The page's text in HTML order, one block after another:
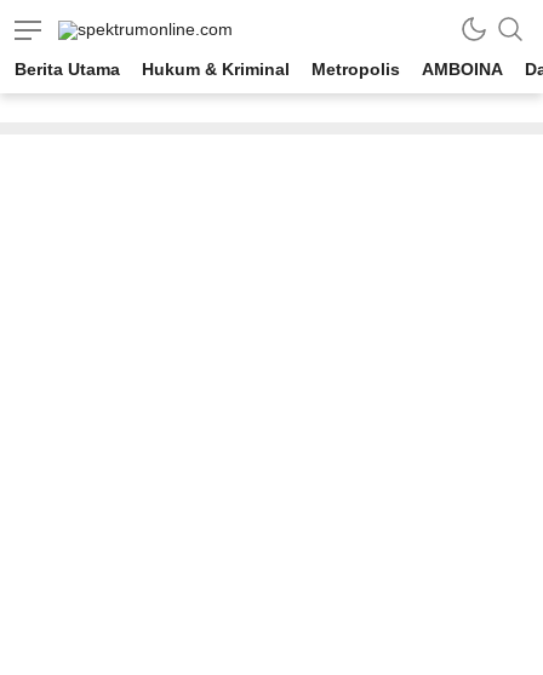
spektrumonline.com
Berita Utama Hukum & Kriminal Metropolis AMBOINA